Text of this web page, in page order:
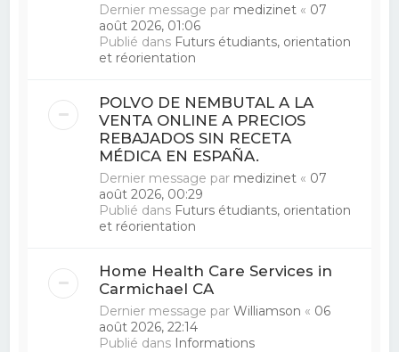
Dernier message par medizinet « 07
août 2026, 01:06
Publié dans Futurs étudiants, orientation
et réorientation
POLVO DE NEMBUTAL A LA
VENTA ONLINE A PRECIOS
REBAJADOS SIN RECETA
MÉDICA EN ESPAÑA.
Dernier message par medizinet « 07
août 2026, 00:29
Publié dans Futurs étudiants, orientation
et réorientation
Home Health Care Services in
Carmichael CA
Dernier message parWilliamson « 06
août 2026, 22:14
Publié dans Informations